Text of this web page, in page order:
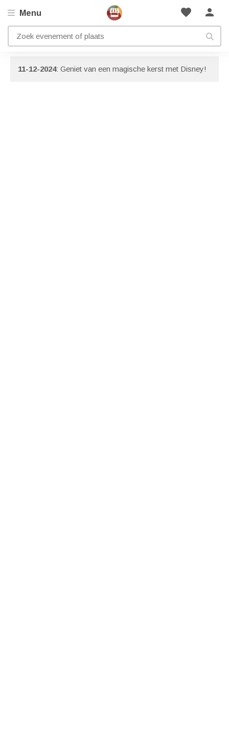
favorite person
Menu
Artikelen met onderwerp: Disney
Bekijk ook onzeinformatie pagina met nog meer artikelen!
11-12-2024: Geniet van een magische kerst met Disney!